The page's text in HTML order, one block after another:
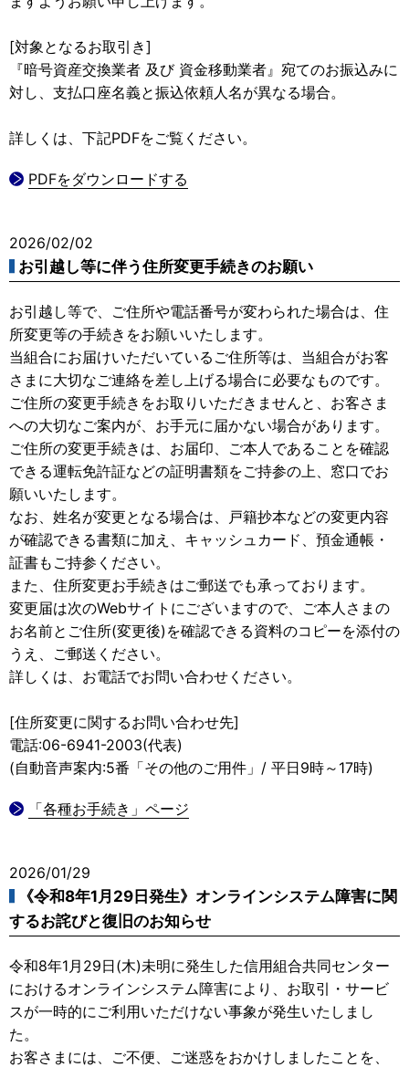
[対象となるお取引き]
『暗号資産交換業者 及び 資金移動業者』宛てのお振込みに
対し、支払口座名義と振込依頼人名が異なる場合。
詳しくは、下記PDFをご覧ください。
PDFをダウンロードする
2026/02/02
お引越し等に伴う住所変更手続きのお願い
お引越し等で、ご住所や電話番号が変わられた場合は、住
所変更等の手続きをお願いいたします。
当組合にお届けいただいているご住所等は、当組合がお客
さまに大切なご連絡を差し上げる場合に必要なものです。
ご住所の変更手続きをお取りいただきませんと、お客さま
への大切なご案内が、お手元に届かない場合があります。
ご住所の変更手続きは、お届印、ご本人であることを確認
できる運転免許証などの証明書類をご持参の上、窓口でお
願いいたします。
なお、姓名が変更となる場合は、戸籍抄本などの変更内容
が確認できる書類に加え、キャッシュカード、預金通帳・
証書もご持参ください。
また、住所変更お手続きはご郵送でも承っております。
変更届は次のWebサイトにございますので、ご本人さまの
お名前とご住所(変更後)を確認できる資料のコピーを添付の
うえ、ご郵送ください。
詳しくは、お電話でお問い合わせください。
[住所変更に関するお問い合わせ先]
電話:06-6941-2003(代表)
(自動音声案内:5番「その他のご用件」/ 平日9時～17時)
「各種お手続き」ページ
2026/01/29
《令和8年1月29日発生》オンラインシステム障害に関
するお詫びと復旧のお知らせ
令和8年1月29日(木)未明に発生した信用組合共同センター
におけるオンラインシステム障害により、お取引・サービ
スが一時的にご利用いただけない事象が発生いたしまし
た。
お客さまには、ご不便、ご迷惑をおかけしましたことを、